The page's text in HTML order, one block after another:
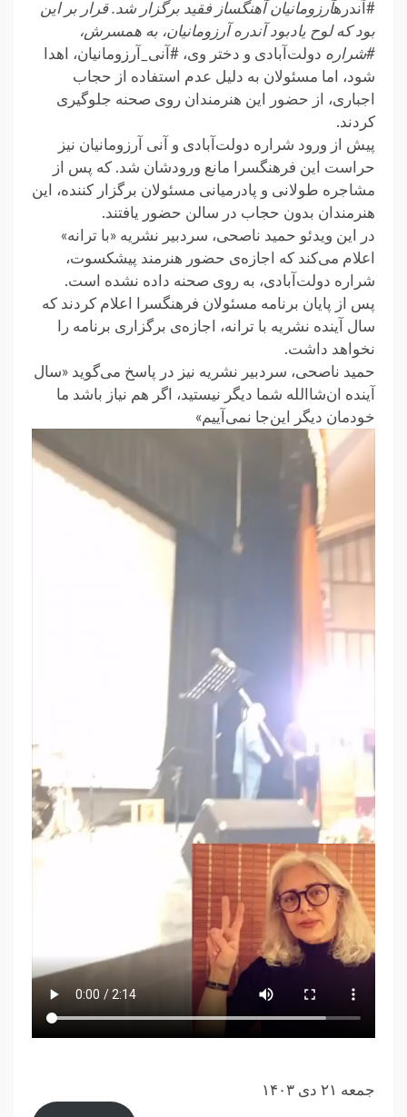
#آندرهآرزومانیان آهنگساز فقید برگزار شد. قرار بر این
بود که لوح یادبود آندره آرزومانیان، به همسرش،
#شراره دولت‌آبادی و دختر وی، #آنی_آرزومانیان، اهدا
شود، اما مسئولان به دلیل عدم استفاده از حجاب
اجباری، از حضور این هنرمندان روی صحنه جلوگیری
کردند.
پیش از ورود شراره دولت‌آبادی و آنی آرزومانیان نیز
حراست این فرهنگسرا مانع ورودشان شد. که پس از
مشاجره طولانی و پادرمیانی مسئولان برگزار کننده، این
هنرمندان بدون حجاب در سالن حضور یافتند.
در این ویدئو حمید ناصحی، سردبیر نشریه «با ترانه»
اعلام می‌کند که اجازه‌ی حضور هنرمند پیشکسوت،
شراره دولت‌آبادی، به روی صحنه داده نشده است.
پس از پایان برنامه مسئولان فرهنگسرا اعلام کردند که
سال‌ آینده نشریه با ترانه، اجازه‌ی برگزاری برنامه را
نخواهد داشت.
حمید ناصحی، سردبیر نشریه نیز در پاسخ می‌گوید «سال
آینده ان‌شاالله شما دیگر نیستید، اگر هم نیاز باشد ما
خودمان دیگر این‌جا نمی‌آییم»
جمعه ۲۱ دی ۱۴۰۳